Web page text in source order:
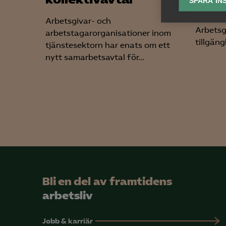

Arbetsgivar- och
arbetstagarorganisationer inom
tjänstesektorn har enats om ett
nytt samarbetsavtal för...
Med
Bli en del av framtidens
arbetsliv
Jobb & karriär